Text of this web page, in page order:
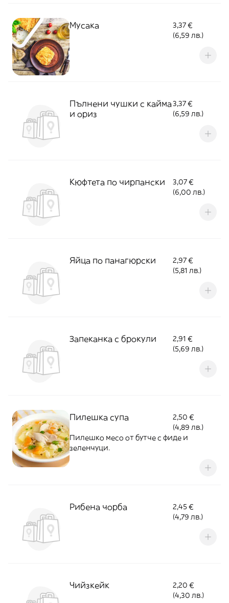
Мусака
3,37 €
(6,59 лв.)
Пълнени чушки с кайма
и ориз
3,37 €
(6,59 лв.)
Кюфтета по чирпански
3,07 €
(6,00 лв.)
Яйца по панагюрски
2,97 €
(5,81 лв.)
Запеканка с брокули
2,91 €
(5,69 лв.)
Пилешка супа
2,50 €
(4,89 лв.)
Пилешко месо от бутче с фиде и
зеленчуци.
Рибена чорба
2,45 €
(4,79 лв.)
Чийзкейк
2,20 €
(4,30 лв.)